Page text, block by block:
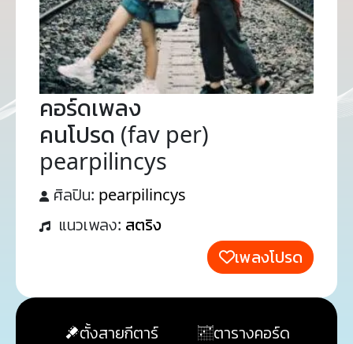
คอร์ดเพลง
คนโปรด (fav per)
pearpilincys
ศิลปิน: pearpilincys
แนวเพลง: สตริง
เพลงโปรด
ตั้งสายกีตาร์
ตารางคอร์ด